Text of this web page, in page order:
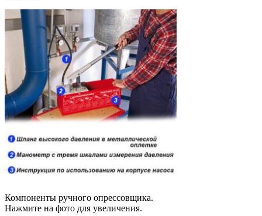
Компоненты ручного опрессовщика.
Нажмите на фото для увеличения.